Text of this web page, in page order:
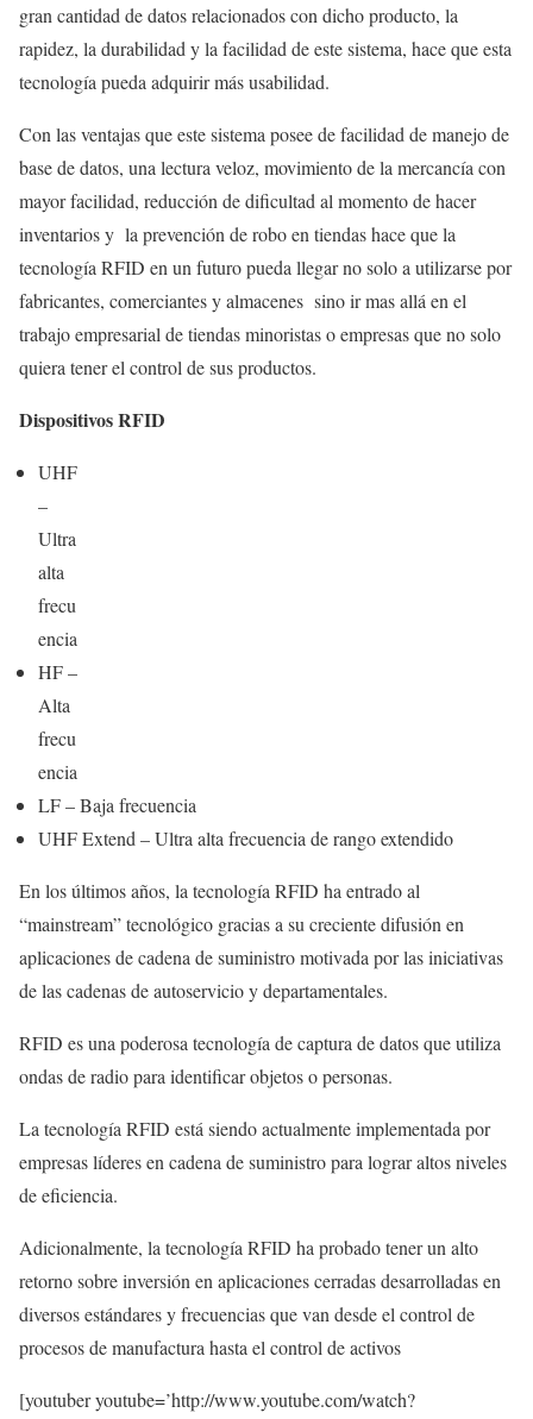
gran cantidad de datos relacionados con dicho producto, la
rapidez, la durabilidad y la facilidad de este sistema, hace que esta
tecnología pueda adquirir más usabilidad.
Con las ventajas que este sistema posee de facilidad de manejo de
base de datos, una lectura veloz, movimiento de la mercancía con
mayor facilidad, reducción de dificultad al momento de hacer
inventarios y la prevención de robo en tiendas hace que la
tecnología RFID en un futuro pueda llegar no solo a utilizarse por
fabricantes, comerciantes y almacenes sino ir mas allá en el
trabajo empresarial de tiendas minoristas o empresas que no solo
quiera tener el control de sus productos.
Dispositivos RFID
UHF
–
Ultra
alta
frecu
encia
HF –
Alta
frecu
encia
LF – Baja frecuencia
UHF Extend – Ultra alta frecuencia de rango extendido
En los últimos años, la tecnología RFID ha entrado al
“mainstream” tecnológico gracias a su creciente difusión en
aplicaciones de cadena de suministro motivada por las iniciativas
de las cadenas de autoservicio y departamentales.
RFID es una poderosa tecnología de captura de datos que utiliza
ondas de radio para identificar objetos o personas.
La tecnología RFID está siendo actualmente implementada por
empresas líderes en cadena de suministro para lograr altos niveles
de eficiencia.
Adicionalmente, la tecnología RFID ha probado tener un alto
retorno sobre inversión en aplicaciones cerradas desarrolladas en
diversos estándares y frecuencias que van desde el control de
procesos de manufactura hasta el control de activos
[youtuber youtube=’http://www.youtube.com/watch?